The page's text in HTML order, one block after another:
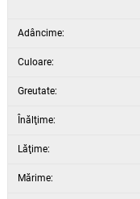
Adâncime:
Culoare:
Greutate:
Înălţime:
Lăţime:
Mărime: